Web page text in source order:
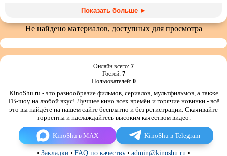
Marvel PIXAR
Sci-Fi (Научнаяфантастика) Trash (трэш) movies
Антиутопия
Врачи Гении
Дорамы Индийское кино
Киберпанк Коллекция
Комикс Маги и Волшебники
Показать больше ►
Не найдено материалов, доступных для просмотра
Онлайн всего: 7
Гостей: 7
Пользователей: 0
KinoShu.ru - это разнообразие фильмов, сериалов, мультфильмов, а также
ТВ-шоу на любой вкус! Лучшее кино всех времён и горячие новинки - всё
это вы найдёте на нашем сайте бесплатно и без регистрации. Скачивайте
торренты и наслаждайтесь высоким качеством видео.
KinoShu в MAX KinoShu в Telegram
• Закладки • FAQ по качеству • admin@kinoshu.ru •